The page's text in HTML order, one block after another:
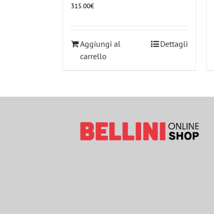
315.00€
Aggiungi al
carrello
Dettagli